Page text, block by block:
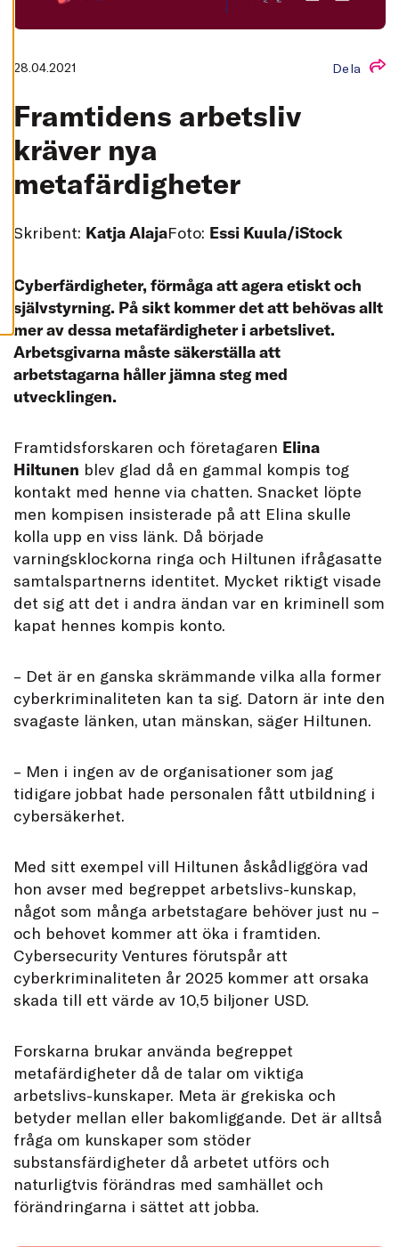
A
C
A
L
O
E
28.04.2021 Dela
Framtidens arbetsliv
kräver nya
metafärdigheter
Skribent: Katja AlajaFoto: Essi Kuula/iStock
Cyberfärdigheter, förmåga att agera etiskt och
självstyrning. På sikt kommer det att behövas allt
mer av dessa metafärdigheter i arbetslivet.
Arbetsgivarna måste säkerställa att
arbetstagarna håller jämna steg med
utvecklingen.
Framtidsforskaren och företagaren Elina
Hiltunen blev glad då en gammal kompis tog
kontakt med henne via chatten. Snacket löpte
men kompisen insisterade på att Elina skulle
kolla upp en viss länk. Då började
varningsklockorna ringa och Hiltunen ifrågasatte
samtalspartnerns identitet. Mycket riktigt visade
det sig att det i andra ändan var en kriminell som
kapat hennes kompis konto.
– Det är en ganska skrämmande vilka alla former
cyberkriminaliteten kan ta sig. Datorn är inte den
svagaste länken, utan mänskan, säger Hiltunen.
– Men i ingen av de organisationer som jag
tidigare jobbat hade personalen fått utbildning i
cybersäkerhet.
Med sitt exempel vill Hiltunen åskådliggöra vad
hon avser med begreppet arbetslivs-kunskap,
något som många arbetstagare behöver just nu –
och behovet kommer att öka i framtiden.
Cybersecurity Ventures förutspår att
cyberkriminaliteten år 2025 kommer att orsaka
skada till ett värde av 10,5 biljoner USD.
Forskarna brukar använda begreppet
metafärdigheter då de talar om viktiga
arbetslivs-kunskaper. Meta är grekiska och
betyder mellan eller bakomliggande. Det är alltså
fråga om kunskaper som stöder
substansfärdigheter då arbetet utförs och
naturligtvis förändras med samhället och
förändringarna i sättet att jobba.